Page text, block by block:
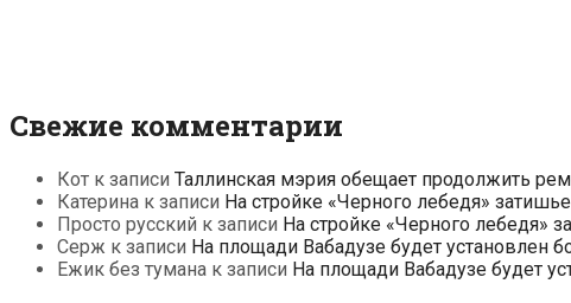
Свежие комментарии
Кот к записи Таллинская мэрия обещает продолжить
Катерина к записи На стройке «Черного лебедя» затишье
Просто русский к записи На стройке «Черного лебедя»
Серж к записи На площади Вабадузе будет установлен
Ежик без тумана к записи На площади Вабадузе будет